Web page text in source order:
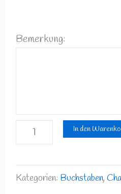
Bemerkung:
In den
Kategorien: Buchstaben,